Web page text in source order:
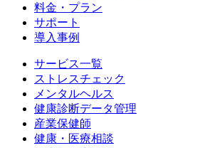
料金・プラン
サポート
導入事例
サービス一覧
ストレスチェック
メンタルヘルス
健康診断データ管理
産業保健師
健康・医療相談